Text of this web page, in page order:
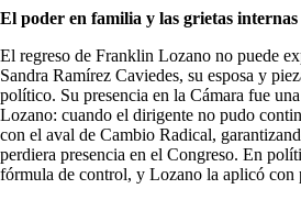
El poder en familia y las grietas internas
El regreso de Franklin Lozano no puede
Sandra Ramírez Caviedes, su esposa y
político. Su presencia en la Cámara fue
Lozano: cuando el dirigente no pudo
con el aval de Cambio Radical,
perdiera presencia en el Congreso. En
fórmula de control, y Lozano la aplicó con